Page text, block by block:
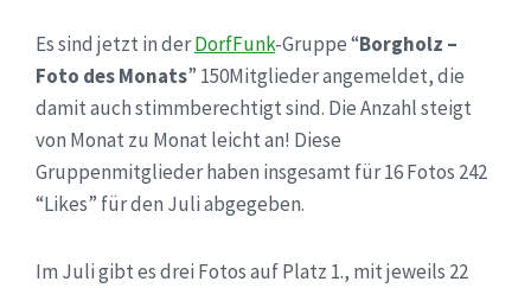
Es sind jetzt in derDorfFunk-Gruppe “Borgholz –
Foto des Monats” 150Mitglieder angemeldet, die
damit auch stimmberechtigt sind. Die Anzahl steigt
von Monat zu Monat leicht an! Diese
Gruppenmitglieder haben insgesamt für 16 Fotos 242
“Likes” für den Juli abgegeben.
Im Juli gibt es drei Fotos auf Platz 1., mit jeweils 22